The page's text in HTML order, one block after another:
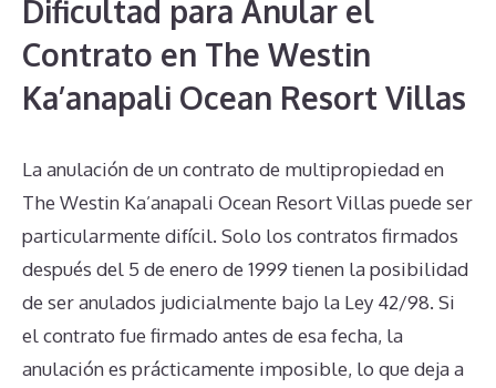
Dificultad para Anular el
Contrato en The Westin
Ka’anapali Ocean Resort Villas
La anulación de un contrato de multipropiedad en
The Westin Ka’anapali Ocean Resort Villas puede ser
particularmente difícil. Solo los contratos firmados
después del 5 de enero de 1999 tienen la posibilidad
de ser anulados judicialmente bajo la Ley 42/98. Si
el contrato fue firmado antes de esa fecha, la
anulación es prácticamente imposible, lo que deja a